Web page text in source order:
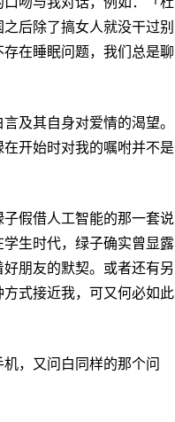
后除了搞女人就没干过别
在睡眠问题，我们总是聊
及其自身对爱情的渴望。
开始时对我的嘱咐并不是
假借人工智能的那一套说
生时代，绿子确实曾显露
朋友的默契。或者还有另
式接近我，可又何必如此
，又问白同样的那个问